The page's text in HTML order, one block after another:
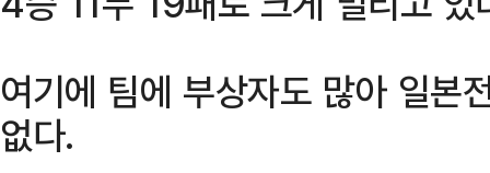
여기에 팀에 부상자도 많아 일본
없다.